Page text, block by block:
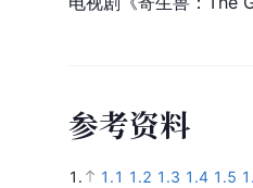
参考资料
1. 1.1 1.2 1.3 1.4 1.5